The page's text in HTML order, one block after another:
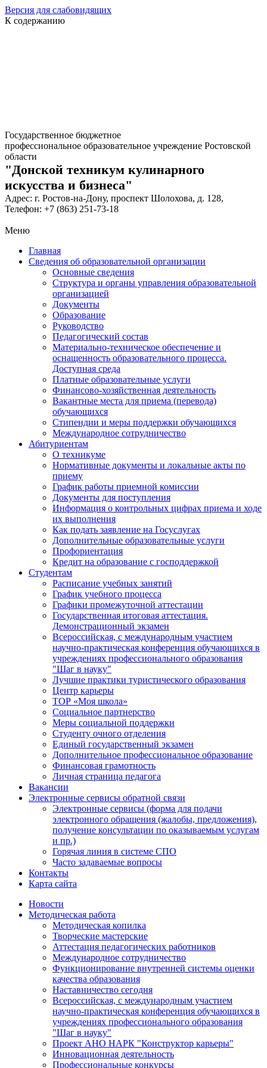
Версия для слабовидящих
К содержанию
Государственное бюджетное
профессиональное образовательное учреждение Ростовской
области
"Донской техникум кулинарного
искусства и бизнеса"
Адрес: г. Ростов-на-Дону, проспект Шолохова, д. 128,
Телефон: +7 (863) 251-73-18
Меню
Главная
Сведения об образовательной организации
Основные сведения
Структура и органы управления образовательной
организацией
Документы
Образование
Руководство
Педагогический состав
Материально-техническое обеспечение и
оснащенность образовательного процесса.
Доступная среда
Платные образовательные услуги
Финансово-хозяйственная деятельность
Вакантные места для приема (перевода)
обучающихся
Стипендии и меры поддержки обучающихся
Международное сотрудничество
Абитуриентам
О техникуме
Нормативные документы и локальные акты по
приему
График работы приемной комиссии
Документы для поступления
Информация о контрольных цифрах приема и ходе
их выполнения
Как подать заявление на Госуслугах
Дополнительные образовательные услуги
Профориентация
Кредит на образование с господдержкой
Студентам
Расписание учебных занятий
График учебного процесса
Графики промежуточной аттестации
Государственная итоговая аттестация.
Демонстрационный экзамен
Всероссийская, с международным участием
научно-практическая конференция обучающихся в
учреждениях профессионального образования
"Шаг в науку"
Лучшие практики туристического образования
Центр карьеры
ТОР «Моя школа»
Социальное партнерство
Меры социальной поддержки
Студенту очного отделения
Единый государственный экзамен
Дополнительное профессиональное образование
Финансовая грамотность
Личная страница педагога
Вакансии
Электронные сервисы обратной связи
Электронные сервисы (форма для подачи
электронного обращения (жалобы, предложения),
получение консультации по оказываемым услугам
и пр.)
Горячая линия в системе СПО
Часто задаваемые вопросы
Контакты
Карта сайта
Новости
Методическая работа
Методическая копилка
Творческие мастерские
Аттестация педагогических работников
Международное сотрудничество
Функционирование внутренней системы оценки
качества образования
Наставничество сегодня
Всероссийская, с международным участием
научно-практическая конференция обучающихся в
учреждениях профессионального образования
"Шаг в науку"
Проект АНО НАРК "Конструктор карьеры"
Инновационная деятельность
Профессиональные конкурсы